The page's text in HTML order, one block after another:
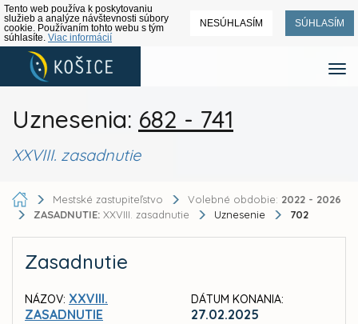
Tento web používa k poskytovaniu
služieb a analýze návštevnosti súbory
cookie. Používaním tohto webu s tým
súhlasíte. Viac informácií
NESÚHLASÍM SÚHLASÍM
Uznesenia: 682 - 741
XXVIII. zasadnutie
Mestské zastupiteľstvo Volebné obdobie: 2022 - 2026
ZASADNUTIE: XXVIII. zasadnutie Uznesenie 702
Zasadnutie
NÁZOV: XXVIII.
ZASADNUTIE
DÁTUM KONANIA:
27.02.2025